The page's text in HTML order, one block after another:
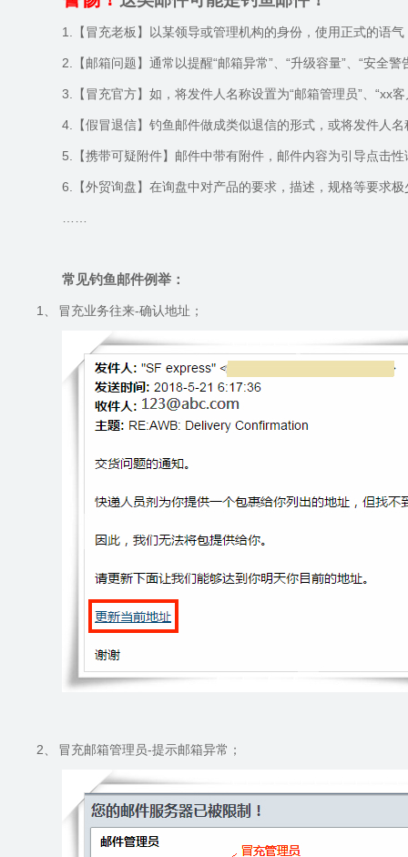
1. 【冒充老板】以某领导或管理机构的身份，使用正式的语
2. 【邮箱问题】通常以提醒“邮箱异常” “升级容量” “安全警
3. 【冒充官方】如，将发件人名称设置为“邮箱管理员” “xx客
4. 【假冒退信】钓鱼邮件做成类似退信的形式，或将发件人
5. 【携带可疑附件】邮件中带有附件，邮件内容为引导点击
6. 【外贸询盘】在询盘中对产品的要求，描述，规格等要求
常见钓鱼邮件例举：
1、 冒充业务往来-确认地址；
2、 冒充邮箱管理员-提示邮箱异常；